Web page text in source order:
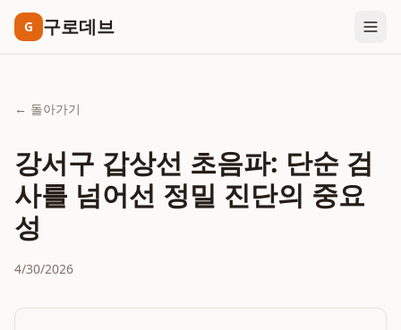
G 구로데브
← 돌아가기
강서구 갑상선 초음파: 단순 검
사를 넘어선 정밀 진단의 중요
성
4/30/2026